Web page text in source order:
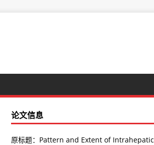
论文信息
原标题：Pattern and Extent of Intrahepatic